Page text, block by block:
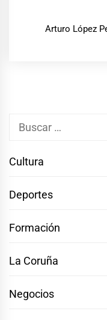
Arturo López
Buscar:
Cultura
Deportes
Formación
La Coruña
Negocios